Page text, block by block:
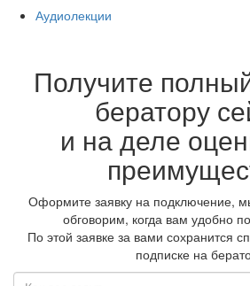
Аудиолекции
Получите
бератору
и на деле
Оформите заявку на подключение,
обговорим, когда вам удобно
По этой заявке за вами сохранится
подписке на